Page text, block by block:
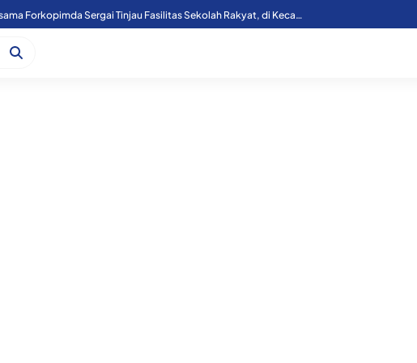
Kapoolres Sergai Bersama Forkopimda Sergai Tinjau Fasilitas Sekolah Rakyat, di Kecamatan Firdaus.